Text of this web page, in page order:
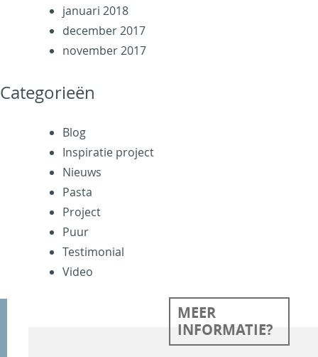
januari 2018
december 2017
november 2017
Categorieën
Blog
Inspiratie project
Nieuws
Pasta
Project
Puur
Testimonial
Video
MEER
INFORMATIE?